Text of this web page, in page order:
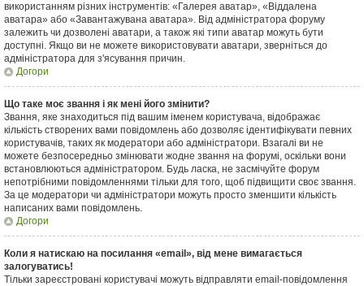
використанням різних інструментів: «Галерея аватар», «Віддалена
аватара» або «Завантажувана аватара». Від адміністратора форуму
залежить чи дозволені аватари, а також які типи аватар можуть бути
доступні. Якщо ви не можете використовувати аватари, зверніться до
адміністратора для з'ясування причин.
Догори
Що таке моє звання і як мені його змінити?
Звання, яке знаходиться під вашим іменем користувача, відображає
кількість створених вами повідомлень або дозволяє ідентифікувати певних
користувачів, таких як модератори або адміністратори. Взагалі ви не
можете безпосередньо змінювати жодне звання на форумі, оскільки вони
встановлюються адміністратором. Будь ласка, не засмічуйте форум
непотрібними повідомленнями тільки для того, щоб підвищити своє звання.
За це модератори чи адміністратори можуть просто зменшити кількість
написаних вами повідомлень.
Догори
Коли я натискаю на посилання «email», від мене вимагається
залогуватись!
Тільки зареєстровані користувачі можуть відправляти email-повідомлення